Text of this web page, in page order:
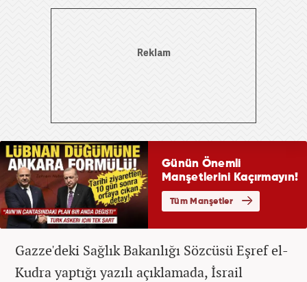
Gazze'deki Sağlık Bakanlığı Sözcüsü Eşref el-
Kudra yaptığı yazılı açıklamada, İsrail